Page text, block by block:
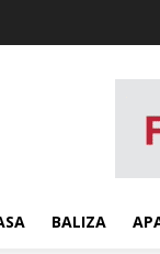
BALIZA